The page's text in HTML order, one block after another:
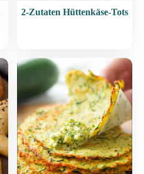
2-Zutaten Hüttenkäse-Tots